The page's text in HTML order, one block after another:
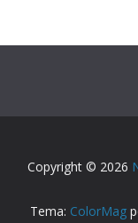
Copyright © 2026
Tema: ColorMag